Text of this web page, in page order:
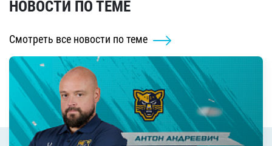
НОВОСТИ ПО ТЕМЕ
Смотреть все новости по теме